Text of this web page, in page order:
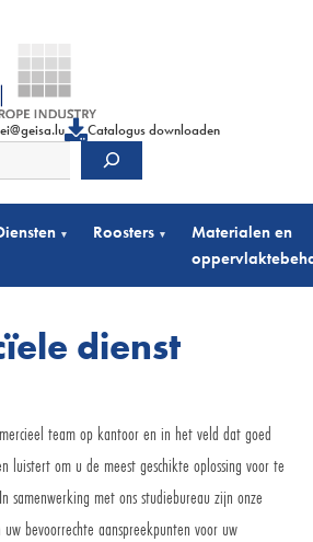
Catalogus downloaden
▾ Roosters ▾
Materialen en
dienst
team op kantoor en in het veld dat goed
luistert om u de meest geschikte oplossing voor te
samenwerking met ons studiebureau zijn onze
bevoorrechte aanspreekpunten voor uw